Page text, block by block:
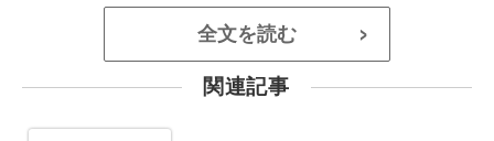
全文を読む >
関連記事